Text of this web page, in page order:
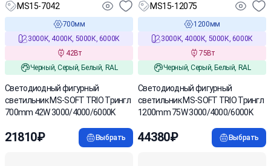
MS15-7042
700мм
3000К, 4000К, 5000К, 6000К
42Вт
Черный, Серый, Белый, RAL
Cветодиодный фигурный
светильник MS-SOFT TRIO Трингл
700mm 42W 3000/4000/6000K
21810₽ Выбрать
MS15-12075
1200мм
3000К, 4000К, 5000К, 6000К
75Вт
Черный, Серый, Белый, RAL
Cветодиодный фигурный
светильник MS-SOFT TRIO Трингл
1200mm 75W 3000/4000/6000K
44380₽ Выбрать